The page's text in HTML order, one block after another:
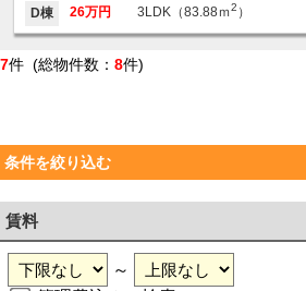
D棟 26万円 3LDK（83.88ｍ2 ）
7件 (総物件数： 8件)
条件を絞り込む
賃料
～